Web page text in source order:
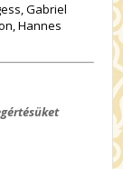
Gabriel
Hannes